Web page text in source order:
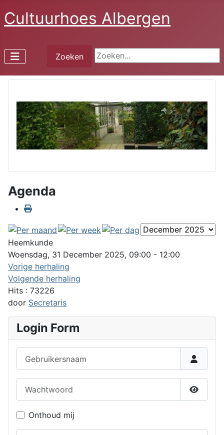
Cultuurhoes Albergen
Zoeken
Zoeken...
Agenda
Heemkunde
Woensdag, 31 December 2025, 09:00 - 12:00
Vorige herhaling
Volgende herhaling
Hits : 73226
door Secretaris
Login Form
Toon
Onthoud mij